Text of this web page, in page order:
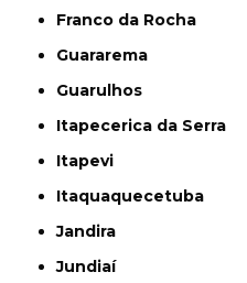
Franco da Rocha
Guararema
Guarulhos
Itapecerica da Serra
Itapevi
Itaquaquecetuba
Jandira
Jundiaí